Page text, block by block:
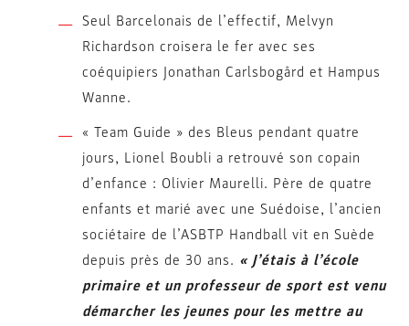
Seul Barcelonais de l’effectif, Melvyn
Richardson croisera le fer avec ses
coéquipiers Jonathan Carlsbogård et Hampus
Wanne.
« Team Guide » des Bleus pendant quatre
jours, Lionel Boubli a retrouvé son copain
d’enfance : Olivier Maurelli. Père de quatre
enfants et marié avec une Suédoise, l’ancien
sociétaire de l’ASBTP Handball vit en Suède
depuis près de 30 ans. « J’étais à l’école
primaire et un professeur de sport est venu
démarcher les jeunes pour les mettre au